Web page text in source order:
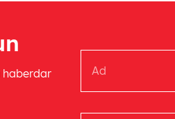
haberdar